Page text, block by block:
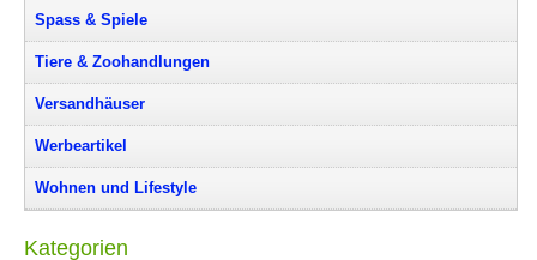
Spass & Spiele
Tiere & Zoohandlungen
Versandhäuser
Werbeartikel
Wohnen und Lifestyle
Kategorien